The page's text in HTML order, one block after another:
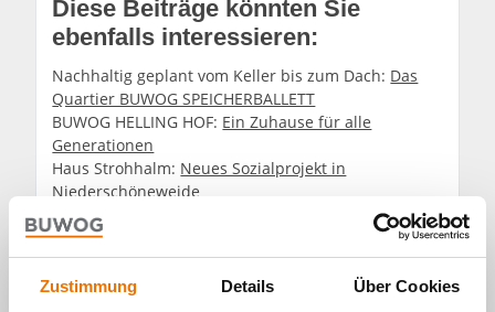
Zustimmung Details Über Cookies
Diese Beiträge könnten Sie
ebenfalls interessieren:
Nachhaltig geplant vom Keller bis zum Dach: Das
Quartier BUWOG SPEICHERBALLETT
BUWOG HELLING HOF: Ein Zuhause für alle
Generationen
Haus Strohhalm: Neues Sozialprojekt in
Niederschöneweide
⯈ Nichts verpassen? Folgen Sie der
BUWOG bei
Twitter